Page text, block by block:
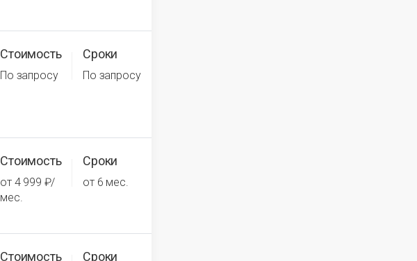
Стоимость
По запросу
Сроки
По запросу
Стоимость
от 4 999 ₽/
мес.
Сроки
от 6 мес.
Стоимость Сроки